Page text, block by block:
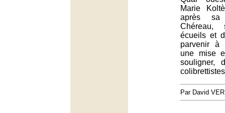
Marie
après sa
écueils et
parvenir à
une mise
souligner,
Par David